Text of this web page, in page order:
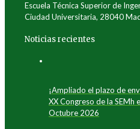
Escuela Técnica Superior de
Ciudad Universitaria, 28040
Noticias recientes
¡Ampliado el plazo de
XX Congreso de la SEMh
Octubre 2026